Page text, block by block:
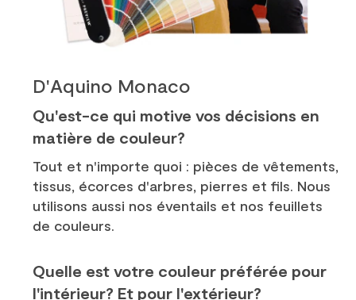
D'Aquino Monaco
Qu'est-ce qui motive vos décisions en
matière de couleur?
Tout et n'importe quoi : pièces de vêtements,
tissus, écorces d'arbres, pierres et fils. Nous
utilisons aussi nos éventails et nos feuillets
de couleurs.
Quelle est votre couleur préférée pour
l'intérieur? Et pour l'extérieur?